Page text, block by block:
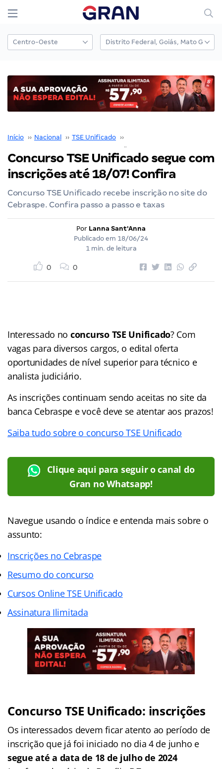
Início ›› Nacional ›› TSE Unificado ››
Concurso TSE Unificado segue com
inscrições até 18/07! Confira
Concurso TSE Unificado recebe inscrição no site do
Cebraspe. Confira passo a passo e taxas
Por Lanna Sant'Anna
Publicado em 18/06/24
1 min. de leitura
0 0
Interessado no concurso TSE Unificado? Com
vagas para diversos cargos, o edital oferta
oportunidades de nível superior para técnico e
analista judiciário.
As inscrições continuam sendo aceitas no site da
banca Cebraspe e você deve se atentar aos prazos!
Saiba tudo sobre o concurso TSE Unificado
Clique aqui para seguir o canal do
Gran no Whatsapp!
Navegue usando o índice e entenda mais sobre o
assunto:
Inscrições no Cebraspe
Resumo do concurso
Cursos Online TSE Unificado
Assinatura Ilimitada
Concurso TSE Unificado: inscrições
Os interessados devem ficar atento ao período de
inscrição que já foi iniciado no dia 4 de junho e
segue até a data de 18 de julho de 2024